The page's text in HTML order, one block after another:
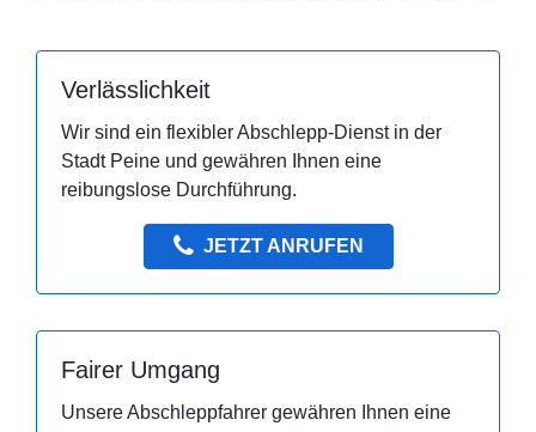
Verlässlichkeit
Wir sind ein flexibler Abschlepp-Dienst in der
Stadt Peine und gewähren Ihnen eine
reibungslose Durchführung.
JETZT ANRUFEN
Fairer Umgang
Unsere Abschleppfahrer gewähren Ihnen eine